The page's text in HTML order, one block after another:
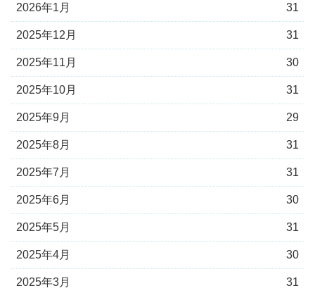
2026年1月 31
2025年12月 31
2025年11月 30
2025年10月 31
2025年9月 29
2025年8月 31
2025年7月 31
2025年6月 30
2025年5月 31
2025年4月 30
2025年3月 31